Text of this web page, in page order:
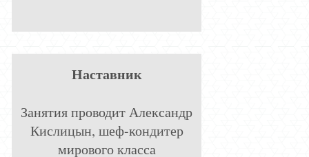
Наставник
Занятия проводит Александр
Кислицын, шеф-кондитер
мирового класса